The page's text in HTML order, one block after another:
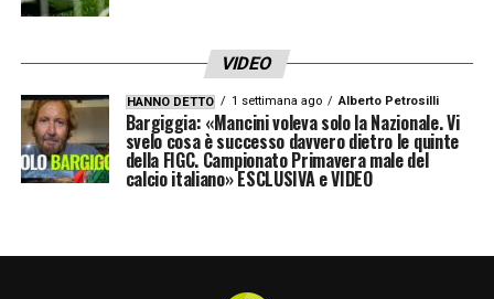
squadra e, allo stesso tempo, alimentare
l’intero sistema calcistico mondiale.
VIDEO
HANNO DETTO 1 settimana ago Alberto Petrosilli
Bargiggia: «Mancini voleva solo la Nazionale. Vi
svelo cosa è successo davvero dietro le quinte
della FIGC. Campionato Primavera male del
calcio italiano» ESCLUSIVA e VIDEO